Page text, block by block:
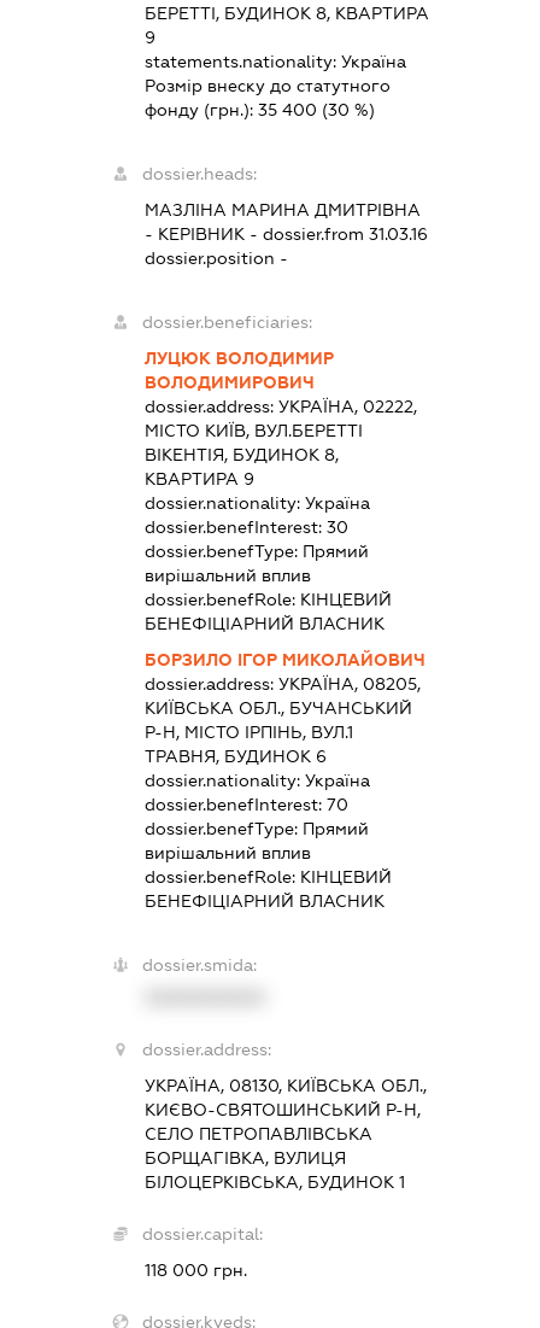
БЕРЕТТІ, БУДИНОК 8, КВАРТИРА
9
statements.nationality: Україна
Розмір внеску до статутного
фонду (грн.): 35 400 (30 %)
dossier.heads:
МАЗЛІНА МАРИНА ДМИТРІВНА
- КЕРІВНИК - dossier.from 31.03.16
dossier.position -
dossier.beneficiaries:
ЛУЦЮК ВОЛОДИМИР
ВОЛОДИМИРОВИЧ
dossier.address: УКРАЇНА, 02222,
МІСТО КИЇВ, ВУЛ.БЕРЕТТІ
ВІКЕНТІЯ, БУДИНОК 8,
КВАРТИРА 9
dossier.nationality: Україна
dossier.benefInterest: 30
dossier.benefType: Прямий
вирішальний вплив
dossier.benefRole: КІНЦЕВИЙ
БЕНЕФІЦІАРНИЙ ВЛАСНИК
БОРЗИЛО ІГОР МИКОЛАЙОВИЧ
dossier.address: УКРАЇНА, 08205,
КИЇВСЬКА ОБЛ., БУЧАНСЬКИЙ
Р-Н, МІСТО ІРПІНЬ, ВУЛ.1
ТРАВНЯ, БУДИНОК 6
dossier.nationality: Україна
dossier.benefInterest: 70
dossier.benefType: Прямий
вирішальний вплив
dossier.benefRole: КІНЦЕВИЙ
БЕНЕФІЦІАРНИЙ ВЛАСНИК
dossier.smida:
dossier.address:
УКРАЇНА, 08130, КИЇВСЬКА ОБЛ.,
КИЄВО-СВЯТОШИНСЬКИЙ Р-Н,
СЕЛО ПЕТРОПАВЛІВСЬКА
БОРЩАГІВКА, ВУЛИЦЯ
БІЛОЦЕРКІВСЬКА, БУДИНОК 1
dossier.capital:
118 000 грн.
dossier.kveds: